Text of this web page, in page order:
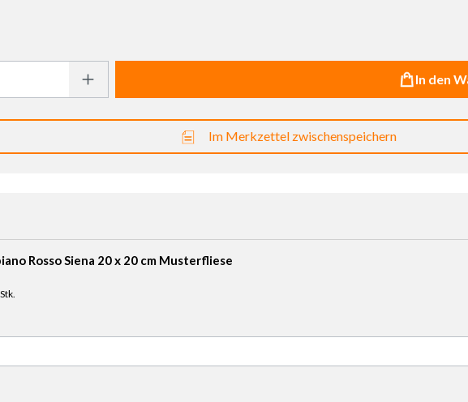
In den
Im Merkzettel zwischenspeichern
Rosso Siena 20 x 20 cm Musterfliese